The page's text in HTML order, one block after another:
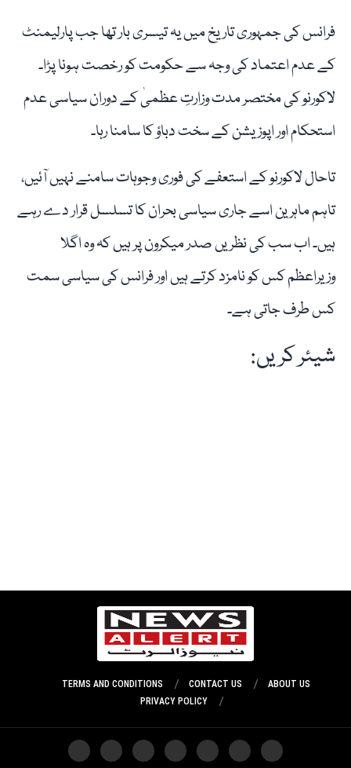
فرانس کی جمہوری تاریخ میں یہ تیسری بار تھا جب پارلیمنٹ
کے عدم اعتماد کی وجہ سے حکومت کو رخصت ہونا پڑا۔
لاکورنو کی مختصر مدت وزارتِ عظمیٰ کے دوران سیاسی عدم
استحکام اور اپوزیشن کے سخت دباؤ کا سامنا رہا۔
تاحال لاکورنو کے استعفے کی فوری وجوہات سامنے نہیں آئیں،
تاہم ماہرین اسے جاری سیاسی بحران کا تسلسل قرار دے رہے
ہیں۔ اب سب کی نظریں صدر میکرون پر ہیں کہ وہ اگلا
وزیراعظم کس کو نامزد کرتے ہیں اور فرانس کی سیاسی سمت
کس طرف جاتی ہے۔
شیئر کریں:
ABOUT US
CONTACT US
TERMS AND CONDITIONS
PRIVACY POLICY